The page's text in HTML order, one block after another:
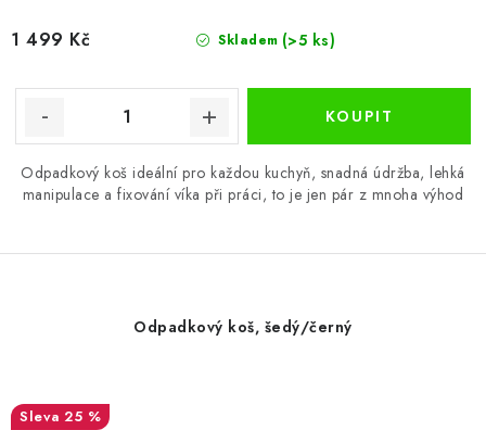
Skladem (>5 ks)
1 499 Kč
Odpadkový koš ideální pro každou kuchyň, snadná údržba, lehká
manipulace a fixování víka při práci, to je jen pár z mnoha výhod
Odpadkový koš, šedý/černý
25 %